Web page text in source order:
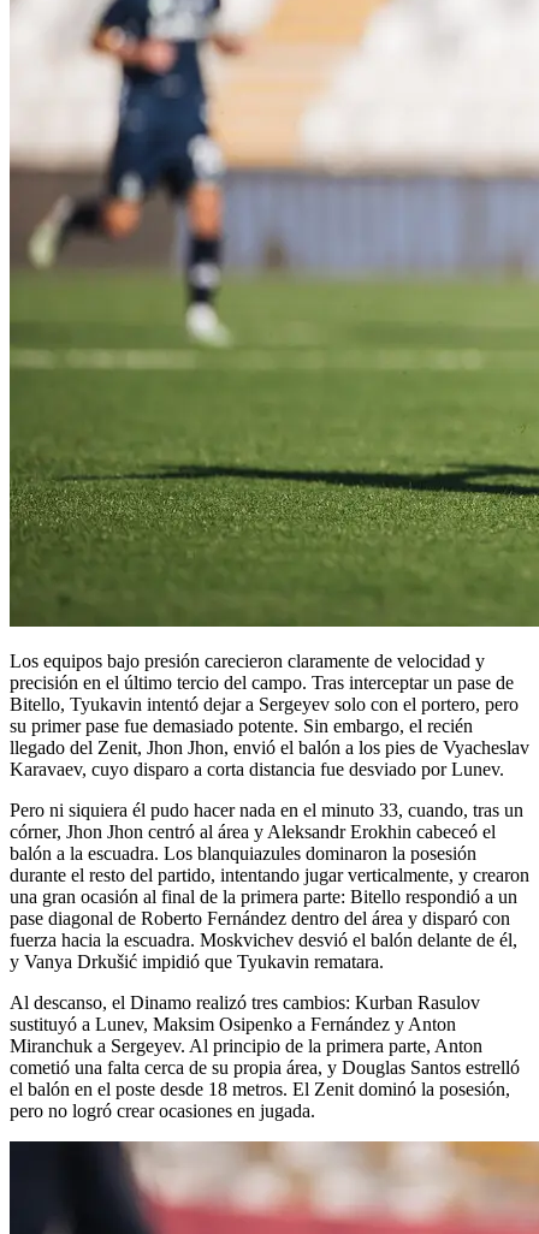
Los equipos bajo presión carecieron claramente de velocidad y
precisión en el último tercio del campo. Tras interceptar un pase de
Bitello, Tyukavin intentó dejar a Sergeyev solo con el portero, pero
su primer pase fue demasiado potente. Sin embargo, el recién
llegado del Zenit, Jhon Jhon, envió el balón a los pies de Vyacheslav
Karavaev, cuyo disparo a corta distancia fue desviado por Lunev.
Pero ni siquiera él pudo hacer nada en el minuto 33, cuando, tras un
córner, Jhon Jhon centró al área y Aleksandr Erokhin cabeceó el
balón a la escuadra. Los blanquiazules dominaron la posesión
durante el resto del partido, intentando jugar verticalmente, y crearon
una gran ocasión al final de la primera parte: Bitello respondió a un
pase diagonal de Roberto Fernández dentro del área y disparó con
fuerza hacia la escuadra. Moskvichev desvió el balón delante de él,
y Vanya Drkušić impidió que Tyukavin rematara.
Al descanso, el Dinamo realizó tres cambios: Kurban Rasulov
sustituyó a Lunev, Maksim Osipenko a Fernández y Anton
Miranchuk a Sergeyev. Al principio de la primera parte, Anton
cometió una falta cerca de su propia área, y Douglas Santos estrelló
el balón en el poste desde 18 metros. El Zenit dominó la posesión,
pero no logró crear ocasiones en jugada.